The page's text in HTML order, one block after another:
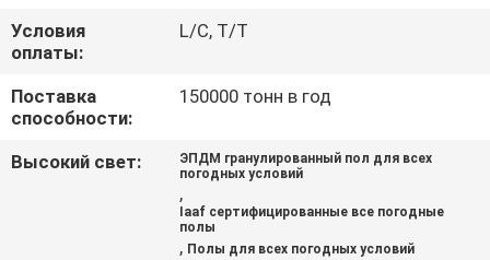
КАРТА
САЙТА
PRIVACY
Условия
оплаты:
L/C, T/T
Поставка
способности:
150000 тонн в год
Высокий свет:
ЭПДМ гранулированный пол для всех
погодных условий
,
Iaaf сертифицированные все погодные
полы
, Полы для всех погодных условий